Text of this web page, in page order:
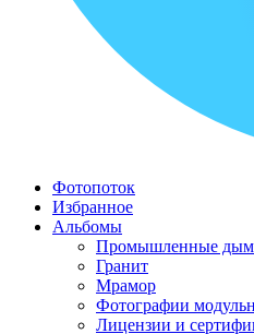
Фотопоток
Избранное
Альбомы
Промышленные
Гранит
Мрамор
Фотографии
Лицензии и